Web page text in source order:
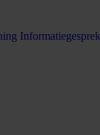
Informatiegesprek